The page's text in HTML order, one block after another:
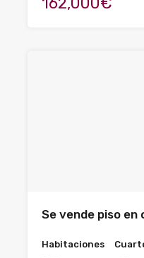
Se vende piso en
Habitaciones